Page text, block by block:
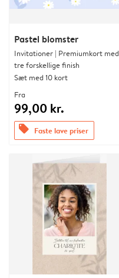
Pastel blomster
Invitationer | Premiumkort med
tre forskellige finish
Sæt med 10 kort
Fra
99,00 kr.
offers Faste lave priser